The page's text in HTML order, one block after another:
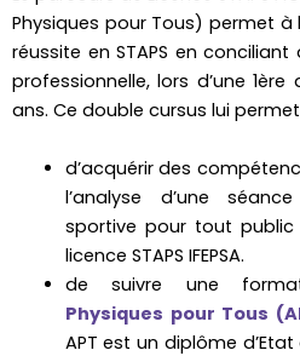
Physiques pour Tous) permet à
réussite en STAPS en
professionnelle, lors d’une
ans. Ce double cursus lui
d’acquérir des
l’analyse d’une
sportive pour tout
licence STAPS IFEPSA.
de suivre une
Physiques pour Tous
APT est un diplôme